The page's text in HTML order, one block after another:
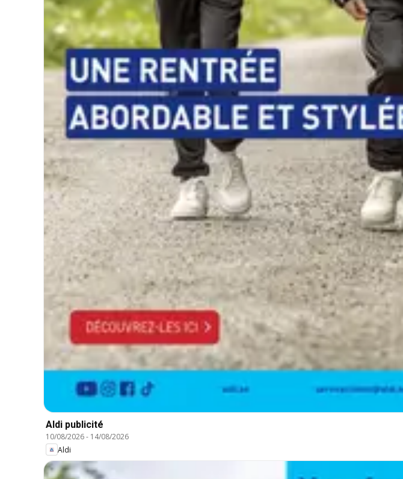
Aldi publicité
10/08/2026- 14/08/2026
Aldi